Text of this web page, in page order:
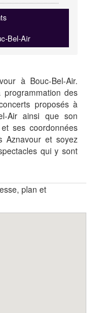
Bel-Air
à Bouc-Bel-Air.
des
proposés à
Air ainsi que son
ses coordonnées
Aznavour et soyez
qui y sont
plan et